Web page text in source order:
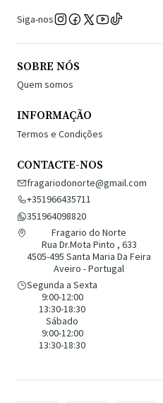
Siga-nos
SOBRE NÓS
Quem somos
INFORMAÇÃO
Termos e Condições
CONTACTE-NOS
fragariodonorte@gmail.com
+351966435711
351964098820
Fragario do Norte
Rua Dr.Mota Pinto , 633
4505-495 Santa Maria Da Feira
Aveiro - Portugal
Segunda a Sexta
9:00-12:00
13:30-18:30
Sábado
9:00-12:00
13:30-18:30